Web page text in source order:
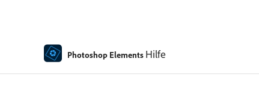
Photoshop Elements Hilfe
Erstellen von Formen